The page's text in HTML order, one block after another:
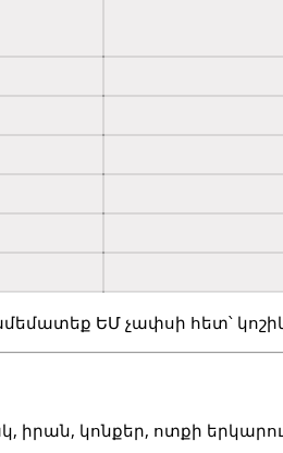
ԵՄ չափսի հետ՝
իրան, կոնքեր, ոտքի